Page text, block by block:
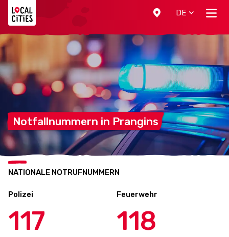
DE
Notfallnummern in Prangins
NATIONALE NOTRUFNUMMERN
Polizei
117
Feuerwehr
118